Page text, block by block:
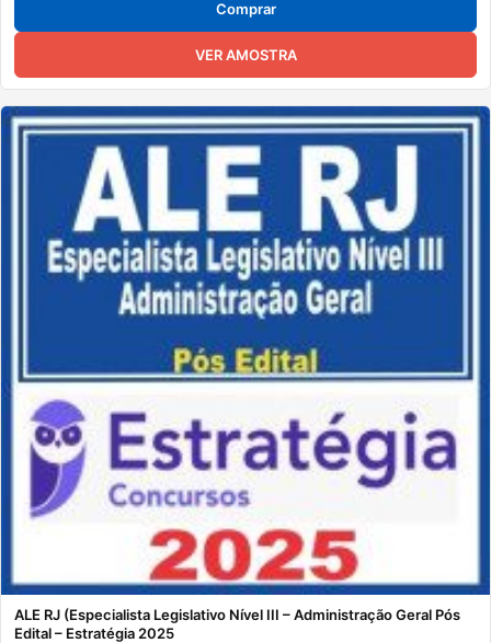
Comprar
VER AMOSTRA
ALE RJ (Especialista Legislativo Nível III – Administração Geral Pós
Edital – Estratégia 2025